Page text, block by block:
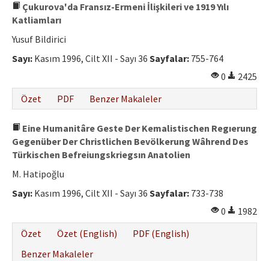
Çukurova'da Fransız-Ermeni İlişkileri ve 1919 Yılı
Katliamları
Yusuf Bildirici
Sayı: Kasım 1996, Cilt XII - Sayı 36 Sayfalar: 755-764
0
2425
Özet
PDF Benzer Makaleler
Eine Humanitâre Geste Der Kemalistischen Regıerung
Gegenüber Der Christlichen Bevölkerung Wâhrend Des
Türkischen Befreiungskriegsın Anatolien
M. Hatipoğlu
Sayı: Kasım 1996, Cilt XII - Sayı 36 Sayfalar: 733-738
0
1982
Özet
Özet (English)
PDF (English)
Benzer Makaleler